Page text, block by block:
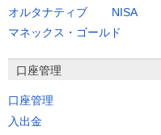
オルタナティブ
NISA
マネックス・ゴールド
口座管理
口座管理
入出金